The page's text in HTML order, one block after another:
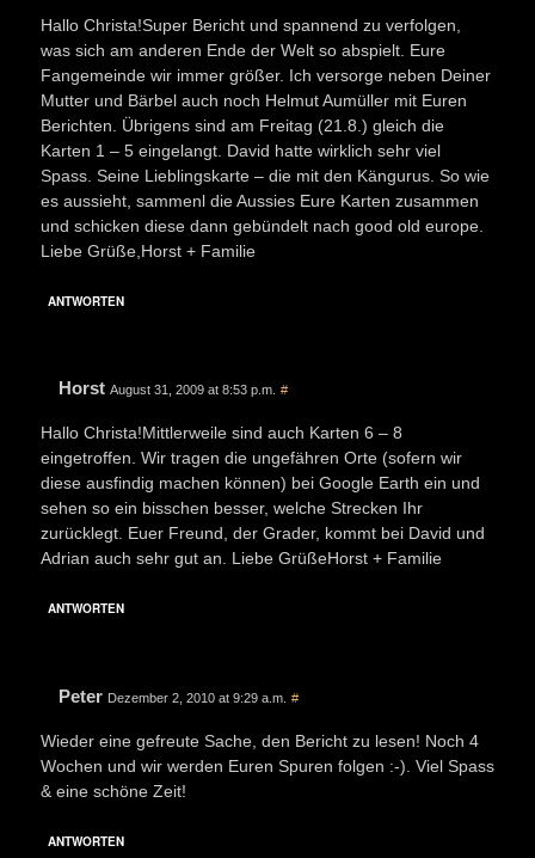
Hallo Christa!Super Bericht und spannend zu verfolgen,
was sich am anderen Ende der Welt so abspielt. Eure
Fangemeinde wir immer größer. Ich versorge neben Deiner
Mutter und Bärbel auch noch Helmut Aumüller mit Euren
Berichten. Übrigens sind am Freitag (21.8.) gleich die
Karten 1 – 5 eingelangt. David hatte wirklich sehr viel
Spass. Seine Lieblingskarte – die mit den Kängurus. So wie
es aussieht, sammenl die Aussies Eure Karten zusammen
und schicken diese dann gebündelt nach good old europe.
Liebe Grüße,Horst + Familie
ANTWORTEN
Horst August 31, 2009 at 8:53 p.m. #
Hallo Christa!Mittlerweile sind auch Karten 6 – 8
eingetroffen. Wir tragen die ungefähren Orte (sofern wir
diese ausfindig machen können) bei Google Earth ein und
sehen so ein bisschen besser, welche Strecken Ihr
zurücklegt. Euer Freund, der Grader, kommt bei David und
Adrian auch sehr gut an. Liebe GrüßeHorst + Familie
ANTWORTEN
Peter Dezember 2, 2010 at 9:29 a.m. #
Wieder eine gefreute Sache, den Bericht zu lesen! Noch 4
Wochen und wir werden Euren Spuren folgen :-). Viel Spass
& eine schöne Zeit!
ANTWORTEN